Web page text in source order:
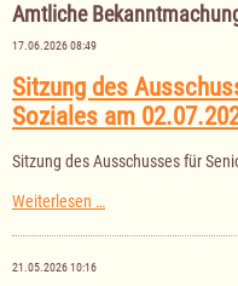
Amtliche
17.06.2026 08:49
Sitzung des
Soziales am
Sitzung des Ausschusses für
Weiterlesen …Sitzung
Ausschusses
21.05.2026 10:16